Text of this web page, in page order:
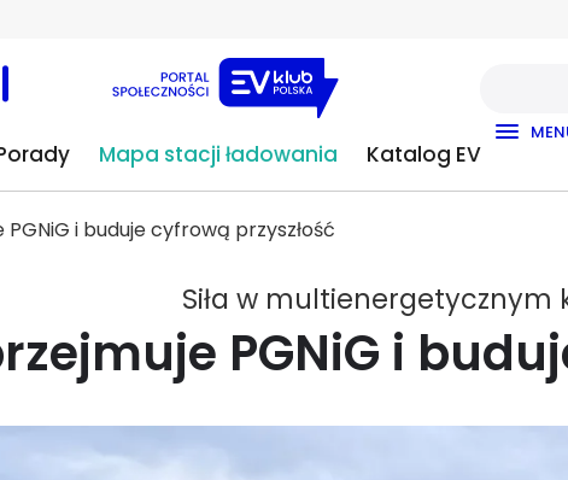
Mapa stacji ładowania Katalog EV
PGNiG i buduje cyfrową przyszłość
Siła w multienergetycznym
PGNiG i